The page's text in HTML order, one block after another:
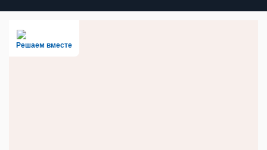
Решаем вместе